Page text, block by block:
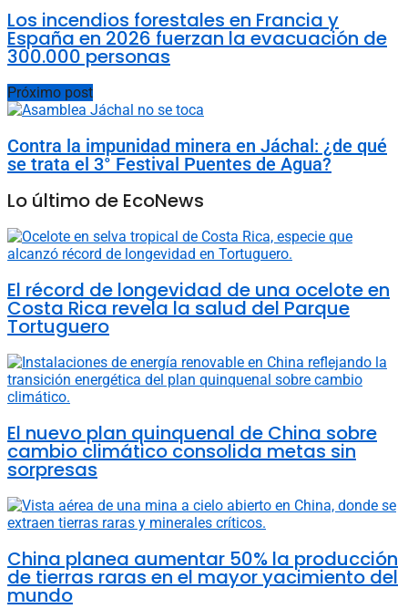
Los incendios forestales en Francia y
España en 2026 fuerzan la evacuación de
300.000 personas
Próximo post
Contra la impunidad minera en Jáchal: ¿de qué
se trata el 3° Festival Puentes de Agua?
Lo último de EcoNews
El récord de longevidad de una ocelote en
Costa Rica revela la salud del Parque
Tortuguero
El nuevo plan quinquenal de China sobre
cambio climático consolida metas sin
sorpresas
China planea aumentar 50% la producción
de tierras raras en el mayor yacimiento del
mundo